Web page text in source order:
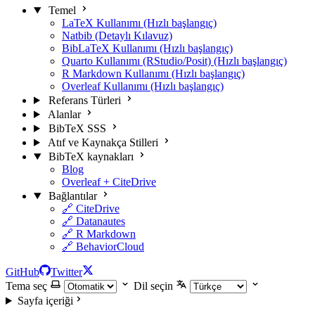
Temel
LaTeX Kullanımı (Hızlı başlangıç)
Natbib (Detaylı Kılavuz)
BibLaTeX Kullanımı (Hızlı başlangıç)
Quarto Kullanımı (RStudio/Posit) (Hızlı başlangıç)
R Markdown Kullanımı (Hızlı başlangıç)
Overleaf Kullanımı (Hızlı başlangıç)
Referans Türleri
Alanlar
BibTeX SSS
Atıf ve Kaynakça Stilleri
BibTeX kaynakları
Blog
Overleaf + CiteDrive
Bağlantılar
🔗 CiteDrive
🔗 Datanautes
🔗 R Markdown
🔗 BehaviorCloud
GitHub
Twitter
Tema seç
Dil seçin
Sayfa içeriği